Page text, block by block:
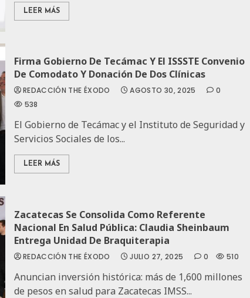
LEER MÁS
Firma Gobierno De Tecámac Y El ISSSTE Convenio
De Comodato Y Donación De Dos Clínicas
REDACCIÓN THE ÉXODO AGOSTO 30, 2025
0
538
El Gobierno de Tecámac y el Instituto de Seguridad y
Servicios Sociales de los...
LEER MÁS
Zacatecas Se Consolida Como Referente
Nacional En Salud Pública: Claudia Sheinbaum
Entrega Unidad De Braquiterapia
REDACCIÓN THE ÉXODO JULIO 27, 2025 0 510
Anuncian inversión histórica: más de 1,600 millones
de pesos en salud para Zacatecas IMSS...